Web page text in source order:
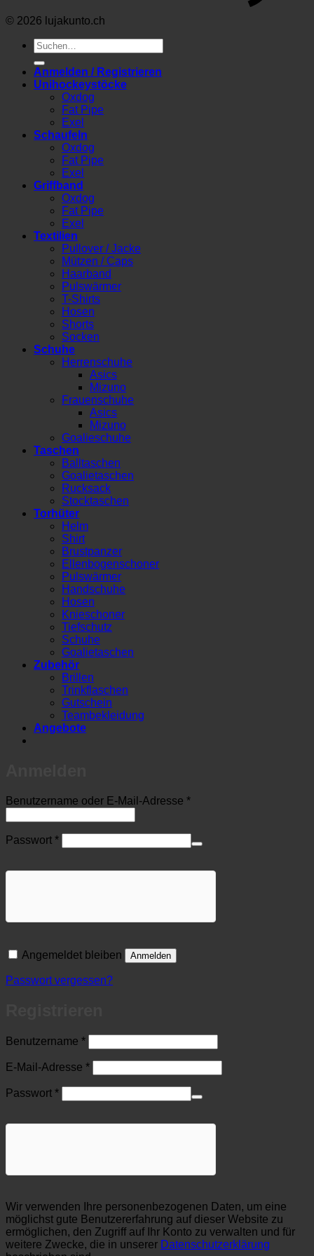
© 2026 lujakunto.ch
Suche
nach:
Anmelden / Registrieren
Unihockeystöcke
Oxdog
Fat Pipe
Exel
Schaufeln
Oxdog
Fat Pipe
Exel
Griffband
Oxdog
Fat Pipe
Exel
Textilien
Pullover / Jacke
Mützen / Caps
Haarband
Pulswärmer
T-Shirts
Hosen
Shorts
Socken
Schuhe
Herrenschuhe
Asics
Mizuno
Frauenschuhe
Asics
Mizuno
Goalieschuhe
Taschen
Balltaschen
Goalietaschen
Rucksack
Stocktaschen
Torhüter
Helm
Shirt
Brustpanzer
Ellenbogenschoner
Pulswärmer
Handschuhe
Hosen
Knieschoner
Tiefschutz
Schuhe
Goalietaschen
Zubehör
Brillen
Trinkflaschen
Gutschein
Teambekleidung
Angebote
Benutzername oder E-Mail-Adresse *Erforderlich
Passwort *Erforderlich
Angemeldet bleiben Anmelden
Passwort vergessen?
Benutzername *Erforderlich
E-Mail-Adresse *Erforderlich
Passwort *Erforderlich
Wir verwenden Ihre personenbezogenen Daten, um eine
möglichst gute Benutzererfahrung auf dieser Website zu
ermöglichen, den Zugriff auf Ihr Konto zu verwalten und für
weitere Zwecke, die in unserer Datenschutzerklärung